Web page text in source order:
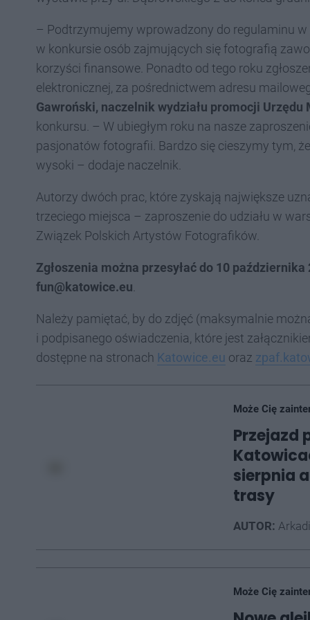
– Podtrzymujemy wprowadzony do regulaminu w
w konkursie osób zajmujących się fotografią
korzyści finansowe. Ponadto od tego roku
elektronicznej, za pośrednictwem adresu
Gawroński, naczelnik wydziału promocji Urzędu
konkursu. – W ubiegłym roku na nasze
pasjonatów fotografii. Bardzo się cieszymy tym,
wysoki – dodaje naczelnik.
Autorzy dwóch prac, które zyskają największe
trzeciego miejsca – zaproszenie do udziału w
Związek Polskich Artystów Fotografików.
Zgłoszenia można przesyłać do 10 października
fun@katowice.eu
Należy pamiętać, by do zdjęć (maksymalnie
i podpisanego oświadczenia, które jest
dostępne na stronach Katowice.eu oraz
Może Cię
Przejazd
sierpnia
trasy
AUTOR:
Może Cię